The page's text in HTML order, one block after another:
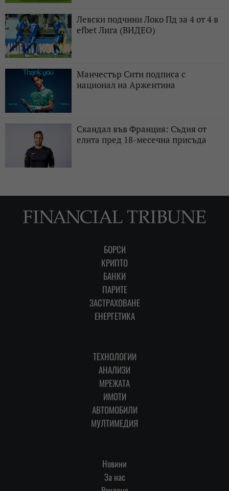
Левски подчини Локо Пд за 4 от 4 в
efbet Лига (ВИДЕО)
Манчестър Сити подписа с
национал на Аржентина
Скандал във Франция: Съдия от
елита пред 18-месечна присъда
БОРСИ
КРИПТО
БАНКИ
ПАРИТЕ
ЗАСТРАХОВАНЕ
ЕНЕРГЕТИКА
ТЕХНОЛОГИИ
АНАЛИЗИ
МРЕЖАТА
ИМОТИ
АВТОМОБИЛИ
МУЛТИМЕДИЯ
Новини
За нас